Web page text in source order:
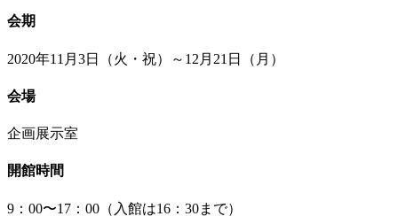
会期
2020年11月3日（火・祝）～12月21日（月）
会場
企画展示室
開館時間
9：00〜17：00（入館は16：30まで）